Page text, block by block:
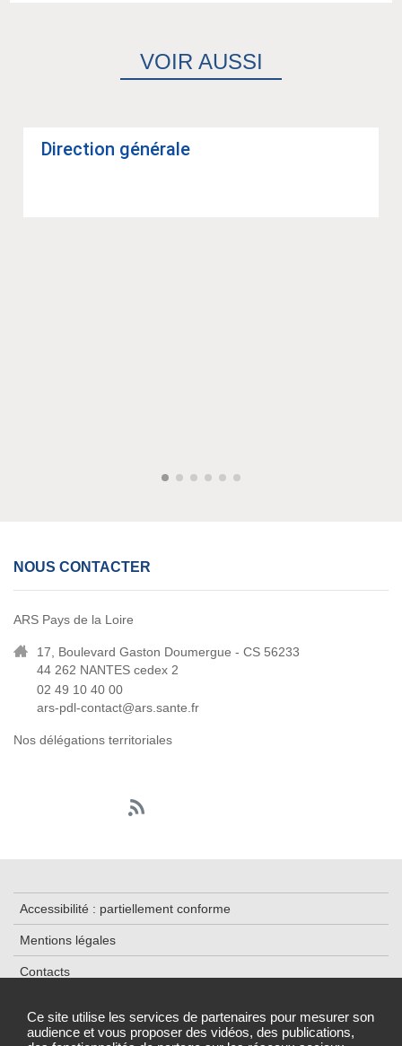
Ce site utilise les services de partenaires pour mesurer son
audience et vous proposer des vidéos, des publications,
VOIR AUSSI
Direc­tion géné­rale
NOUS CONTACTER
ARS Pays de la Loire
17, Boulevard Gaston Doumergue - CS 56233
44 262 NANTES cedex 2
02 49 10 40 00
ars-pdl-contact@ars.sante.fr
Nos délégations territoriales
Accessibilité : partiellement conforme
Mentions légales
Contacts
Cookies et traceurs